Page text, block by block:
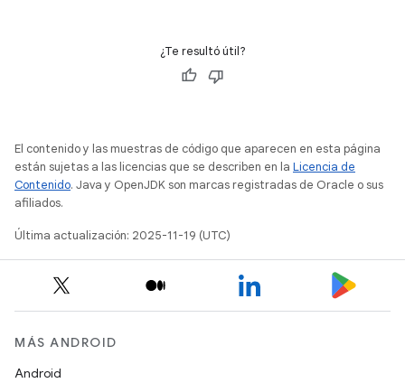
¿Te resultó útil?
El contenido y las muestras de código que aparecen en esta página
están sujetas a las licencias que se describen en la Licencia de
Contenido. Java y OpenJDK son marcas registradas de Oracle o sus
afiliados.
Última actualización: 2025-11-19 (UTC)
MÁS ANDROID
Android